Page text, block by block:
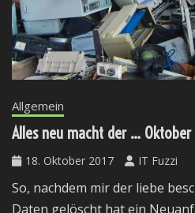
Allgemein
Alles neu macht der … Oktober
18. Oktober 2017 IT Fuzzi
So, nachdem mir der liebe
Daten gelöscht hat ein